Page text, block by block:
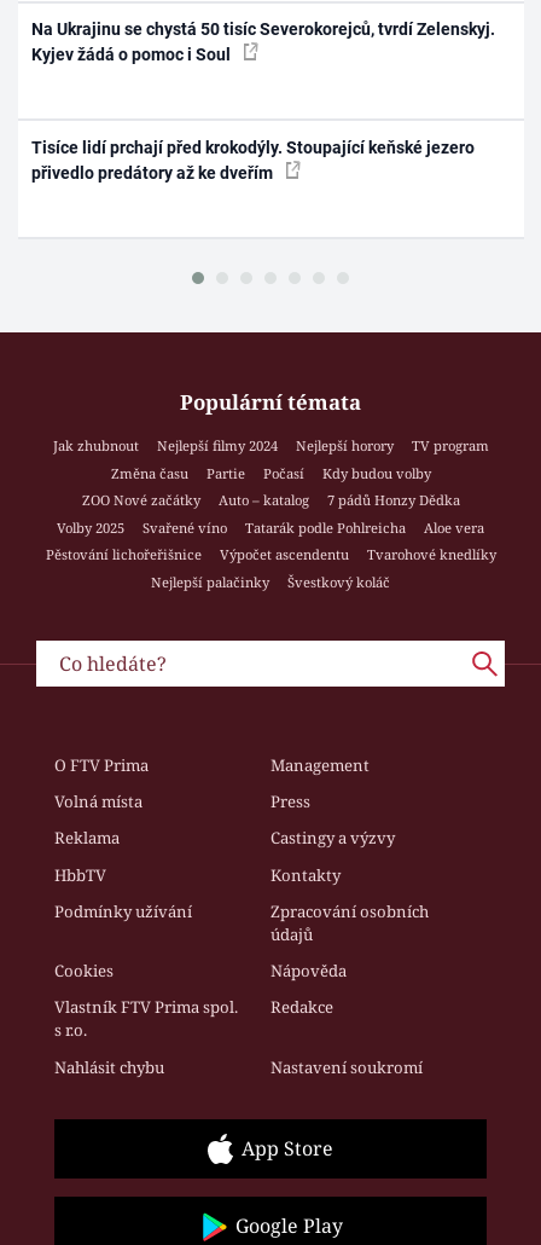
Na Ukrajinu se chystá 50 tisíc Severokorejců, tvrdí Zelenskyj.
Kyjev žádá o pomoc i Soul
Tisíce lidí prchají před krokodýly. Stoupající keňské jezero
přivedlo predátory až ke dveřím
Populární témata
Jak zhubnout Nejlepší filmy 2024 Nejlepší horory
TV program
Změna času
Partie Počasí
Kdy budou volby
ZOO Nové začátky
Auto – katalog
7 pádů Honzy Dědka
Volby 2025
Svařené víno Tatarák podle Pohlreicha
Aloe vera
Pěstování lichořeřišnice
Výpočet ascendentu
Tvarohové knedlíky
Nejlepší palačinky
Švestkový koláč
O FTV Prima
Management
Volná místa
Press
Reklama
Castingy a výzvy
HbbTV
Kontakty
Podmínky užívání
Zpracování osobních
údajů
Cookies
Nápověda
Vlastník FTV Prima spol.
s r.o.
Redakce
Nahlásit chybu Nastavení soukromí
App Store
Google Play